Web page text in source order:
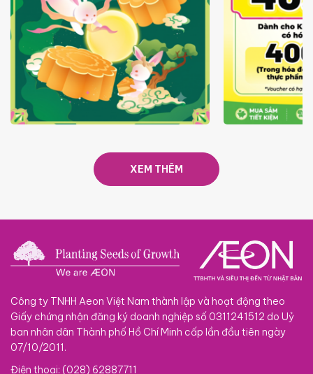
TRAO TẾT TRĂNG TRÒN GẮN
GIÁ LUÔN
XEM THÊM
Công ty TNHH Aeon Việt Nam thành lập và hoạt động theo
Giấy chứng nhận đăng ký doanh nghiệp số 0311241512 do Uỷ
ban nhân dân Thành phố Hồ Chí Minh cấp lần đầu tiên ngày
07/10/2011.
Điện thoại: (028) 62887711